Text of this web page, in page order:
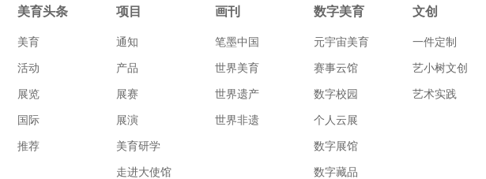
美育头条
美育
活动
展览
国际
推荐
项目
通知
产品
展赛
展演
美育研学
走进大使馆
画刊
笔墨中国
世界美育
世界遗产
世界非遗
数字美育
元宇宙美育
赛事云馆
数字校园
个人云展
数字展馆
数字藏品
文创
一件定制
艺小树文创
艺术实践